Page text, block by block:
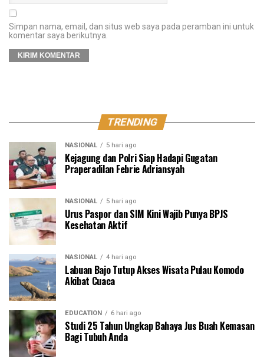
Simpan nama, email, dan situs web saya pada peramban ini untuk
komentar saya berikutnya.
TRENDING
NASIONAL 5 hari ago
Kejagung dan Polri Siap Hadapi Gugatan
Praperadilan Febrie Adriansyah
NASIONAL 5 hari ago
Urus Paspor dan SIM Kini Wajib Punya BPJS
Kesehatan Aktif
NASIONAL 4 hari ago
Labuan Bajo Tutup Akses Wisata Pulau Komodo
Akibat Cuaca
EDUCATION 6 hari ago
Studi 25 Tahun Ungkap Bahaya Jus Buah Kemasan
Bagi Tubuh Anda